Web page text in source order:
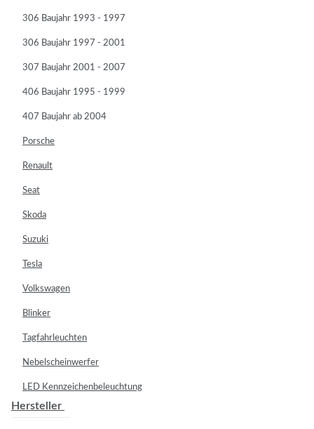
306 Baujahr 1993 - 1997
306 Baujahr 1997 - 2001
307 Baujahr 2001 - 2007
406 Baujahr 1995 - 1999
407 Baujahr ab 2004
Porsche
Renault
Seat
Skoda
Suzuki
Tesla
Volkswagen
Blinker
Tagfahrleuchten
Nebelscheinwerfer
LED Kennzeichenbeleuchtung
Hersteller